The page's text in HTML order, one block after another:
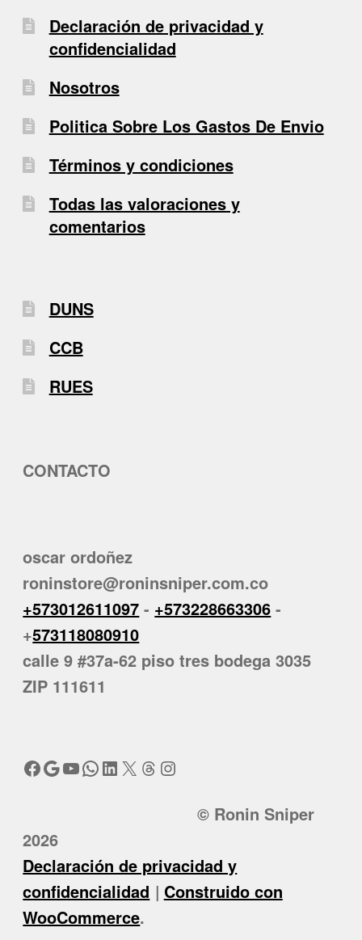
Declaración de privacidad y
confidencialidad
Nosotros
Politica Sobre Los Gastos De Envio
Términos y condiciones
Todas las valoraciones y
comentarios
DUNS
CCB
RUES
CONTACTO
oscar ordoñez
roninstore@roninsniper.com.co
+573012611097 - +573228663306 -
+573118080910
calle 9 #37a-62 piso tres bodega 3035
ZIP 111611
Facebook
Google
YouTube
WhatsApp
LinkedIn
X Threads
Instagram
© Ronin Sniper
2026
Declaración de privacidad y
confidencialidad
Construido con
WooCommerce.